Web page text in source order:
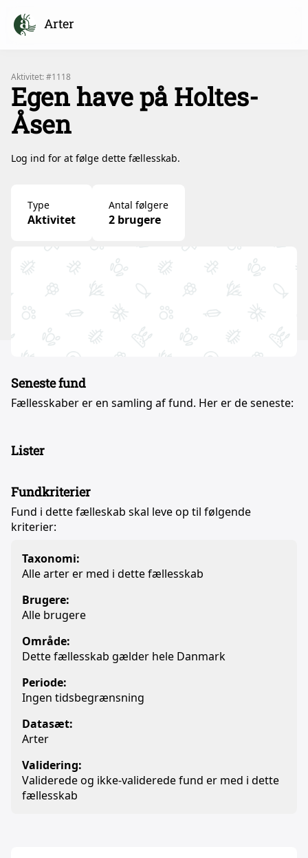
Arter
Aktivitet: #1118
Egen have på Holtes-
Åsen
Log ind for at følge dette fællesskab.
Type
Aktivitet
Antal følgere
2 brugere
Seneste fund
Fællesskaber er en samling af fund. Her er de seneste:
Lister
Fundkriterier
Fund i dette fælleskab skal leve op til følgende
kriterier:
Taxonomi:
Alle arter er med i dette fællesskab
Brugere:
Alle brugere
Område:
Dette fællesskab gælder hele Danmark
Periode:
Ingen tidsbegrænsning
Datasæt:
Arter
Validering:
Validerede og ikke-validerede fund er med i dette
fællesskab